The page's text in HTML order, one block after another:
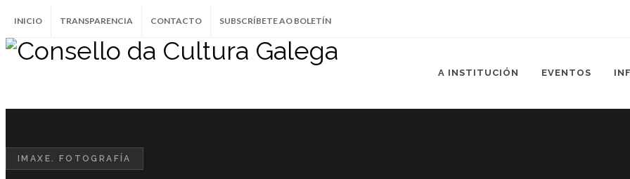
INICIO TRANSPARENCIA CONTACTO SUBSCRÍBETE AO BOLETÍN
A INSTITUCIÓN EVENTOS
IMAXE. FOTOGRAFÍA